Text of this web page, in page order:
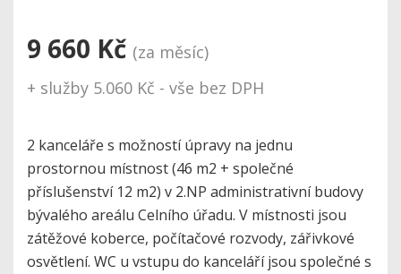
9 660 Kč (za měsíc)
+ služby 5.060 Kč - vše bez DPH
2 kanceláře s možností úpravy na jednu
prostornou místnost (46 m2 + společné
příslušenství 12 m2) v 2.NP administrativní budovy
bývalého areálu Celního úřadu. V místnosti jsou
zátěžové koberce, počítačové rozvody, zářivkové
osvětlení. WC u vstupu do kanceláří jsou společné s